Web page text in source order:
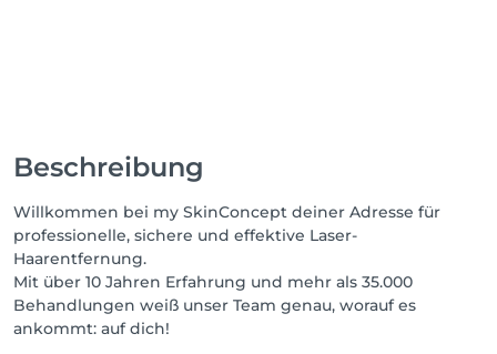
Beschreibung
Willkommen bei my SkinConcept deiner Adresse für
professionelle, sichere und effektive Laser-
Haarentfernung.
Mit über 10 Jahren Erfahrung und mehr als 35.000
Behandlungen weiß unser Team genau, worauf es
ankommt: auf dich!